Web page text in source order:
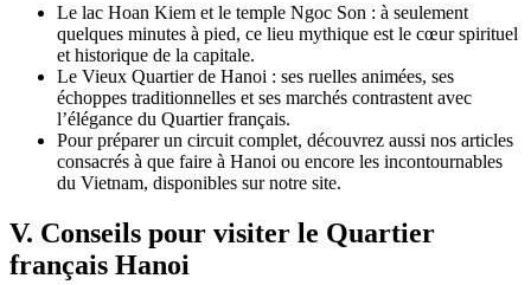
Le lac Hoan Kiem et le temple Ngoc Son : à seulement
quelques minutes à pied, ce lieu mythique est le cœur spirituel
et historique de la capitale.
Le Vieux Quartier de Hanoi : ses ruelles animées, ses
échoppes traditionnelles et ses marchés contrastent avec
l’élégance du Quartier français.
Pour préparer un circuit complet, découvrez aussi nos articles
consacrés à que faire à Hanoi ou encore les incontournables
du Vietnam, disponibles sur notre site.
V. Conseils pour visiter le Quartier
français Hanoi